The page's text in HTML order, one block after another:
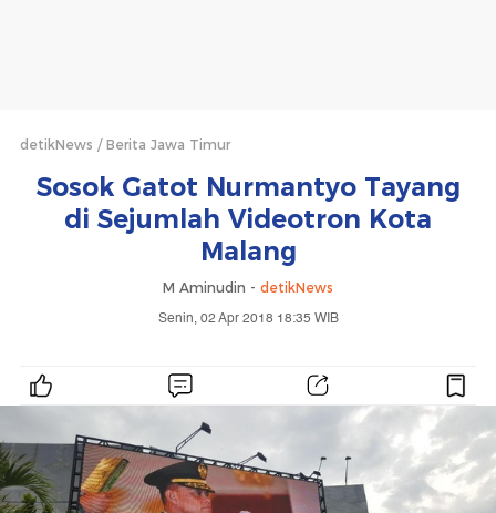
detikNews Berita Jawa Timur
Sosok Gatot Nurmantyo Tayang
di Sejumlah Videotron Kota
Malang
M Aminudin - detikNews
Senin, 02 Apr 2018 18:35 WIB